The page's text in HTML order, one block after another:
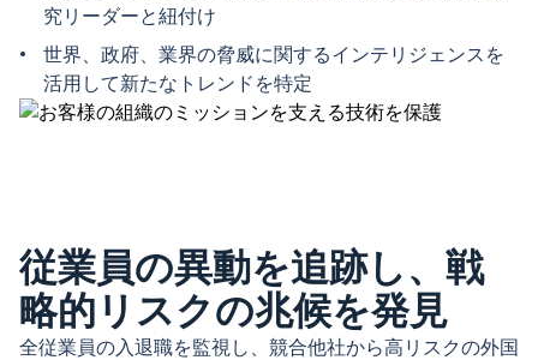
究リーダーと紐付け
世界、政府、業界の脅威に関するインテリジェンスを
活用して新たなトレンドを特定
従業員の異動を追跡し、戦
略的リスクの兆候を発見
全従業員の入退職を監視し、競合他社から高リスクの外国